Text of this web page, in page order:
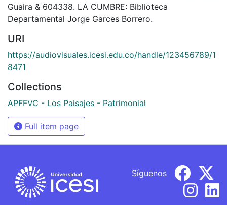
Guaira & 604338. LA CUMBRE: Biblioteca
Departamental Jorge Garces Borrero.
URI
https://audiovisuales.icesi.edu.co/handle/123456789/1
8471
Collections
APFFVC - Los Paisajes - Patrimonial
Full item page
Síguenos